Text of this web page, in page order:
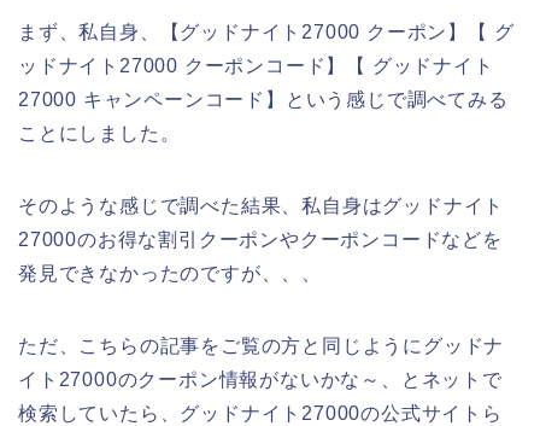
まず、私自身、【グッドナイト27000 クーポン】【 グ
ッドナイト27000 クーポンコード】【 グッドナイト
27000 キャンペーンコード】という感じで調べてみる
ことにしました。
そのような感じで調べた結果、私自身はグッドナイト
27000のお得な割引クーポンやクーポンコードなどを
発見できなかったのですが、、、
ただ、こちらの記事をご覧の方と同じようにグッドナ
イト27000のクーポン情報がないかな～、とネットで
検索していたら、グッドナイト27000の公式サイトら